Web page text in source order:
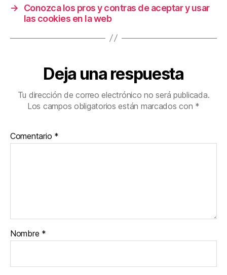
→
Conozca los pros y contras de aceptar y usar
las cookies en la web
Deja una respuesta
Tu dirección de correo electrónico no será publicada.
Los campos obligatorios están marcados con *
Comentario *
Nombre *